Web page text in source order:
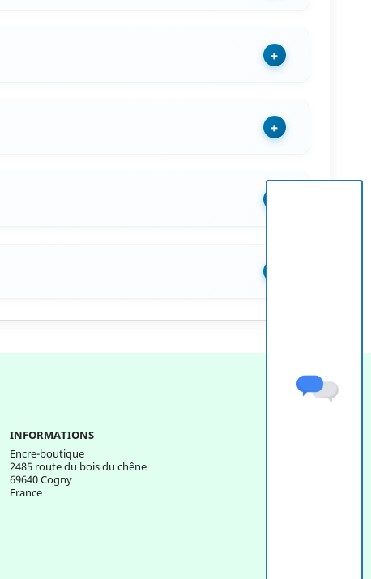
+
+
INFORMATIONS
Encre-boutique
2485 route du bois du chêne
69640 Cogny
France